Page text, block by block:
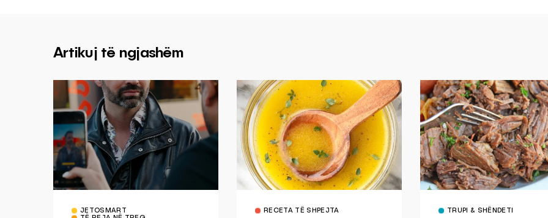
Artikuj të ngjashëm
JETOSMART
RECETA TË SHPEJTA TRUPI & SHËNDETI